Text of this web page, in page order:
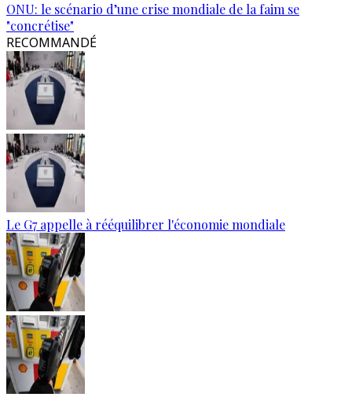
ONU: le scénario d’une crise mondiale de la faim se
"concrétise"
RECOMMANDÉ
Le G7 appelle à rééquilibrer l'économie mondiale